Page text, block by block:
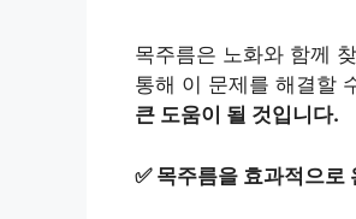
목주름은 노화와 함께
통해 이 문제를 해결할
큰 도움이 될 것입니다.
✅ 목주름을 효과적으로